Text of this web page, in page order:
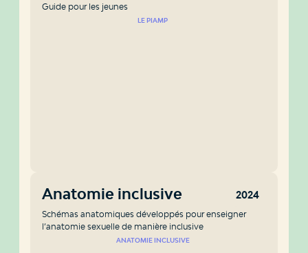
Guide pour les jeunes
LE PIAMP
2024
Anatomie inclusive
Schémas anatomiques développés pour enseigner
l’anatomie sexuelle de manière inclusive
ANATOMIE INCLUSIVE